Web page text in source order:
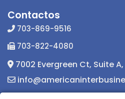
Contactos
703-869-9516
703-822-4080
7002 Evergreen Ct, Suite